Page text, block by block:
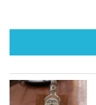
トピックス一覧
お問合せ
Contact